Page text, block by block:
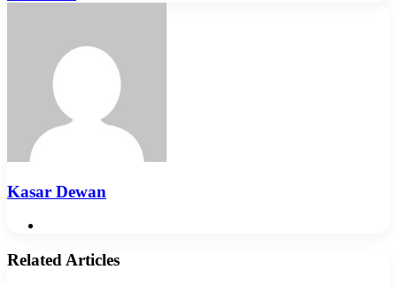
Kasar Dewan
Related Articles